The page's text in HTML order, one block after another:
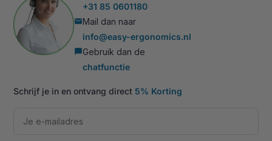
+31 85 0601180
mailMail dan naar
info@easy-ergonomics.nl
chat_bubbleGebruik dan de
chatfunctie
Schrijf je in en ontvang direct 5% Korting